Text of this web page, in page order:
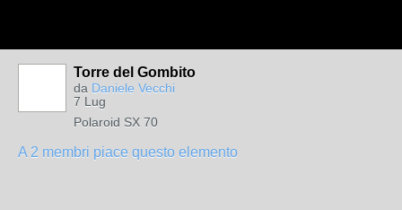
Torre del Gombito
da Daniele Vecchi
7 Lug
Polaroid SX 70
A 2 membri piace questo elemento